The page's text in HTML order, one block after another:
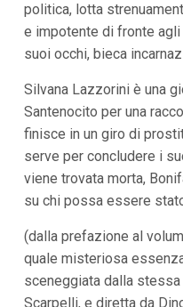
c
i
a
e
V
i
i
f
o
d
o
politica, lotta
e impotente di fronte agli
suoi occhi, bieca
Silvana Lazzorini è una
Santenocito per una
finisce in un giro di
serve per concludere i
viene trovata morta,
su chi possa essere
(dalla prefazione al
quale misteriosa
sceneggiata dalla
Scarpelli, e diretta da